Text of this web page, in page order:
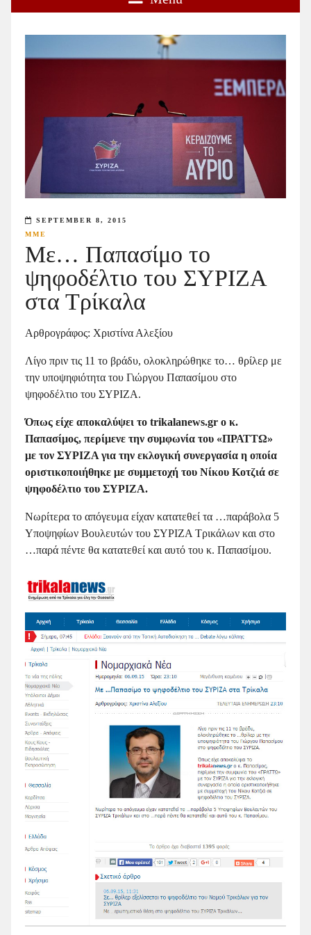
SEPTEMBER 8, 2015
ΜΜΕ
Με… Παπασίμο το
ψηφοδέλτιο του ΣΥΡΙΖΑ
στα Τρίκαλα
Αρθρογράφος: Χριστίνα Αλεξίου
Λίγο πριν τις 11 το βράδυ, ολοκληρώθηκε το… θρίλερ με
την υποψηφιότητα του Γιώργου Παπασίμου στο
ψηφοδέλτιο του ΣΥΡΙΖΑ.
Όπως είχε αποκαλύψει το trikalanews.gr ο κ.
Παπασίμος, περίμενε την συμφωνία του «ΠΡΑΤΤΩ»
με τον ΣΥΡΙΖΑ για την εκλογική συνεργασία η οποία
οριστικοποιήθηκε με συμμετοχή του Νίκου Κοτζιά σε
ψηφοδέλτιο του ΣΥΡΙΖΑ.
Νωρίτερα το απόγευμα είχαν κατατεθεί τα …παράβολα 5
Υποψηφίων Βουλευτών του ΣΥΡΙΖΑ Τρικάλων και στο
…παρά πέντε θα κατατεθεί και αυτό του κ. Παπασίμου.